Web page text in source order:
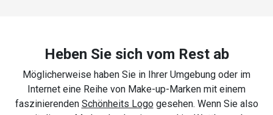
Heben Sie sich vom Rest ab
Möglicherweise haben Sie in Ihrer Umgebung oder im
Internet eine Reihe von Make-up-Marken mit einem
faszinierenden Schönheits Logogesehen. Wenn Sie also